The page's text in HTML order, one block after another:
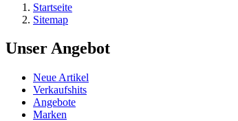
Startseite
Sitemap
Unser Angebot
Neue Artikel
Verkaufshits
Angebote
Marken